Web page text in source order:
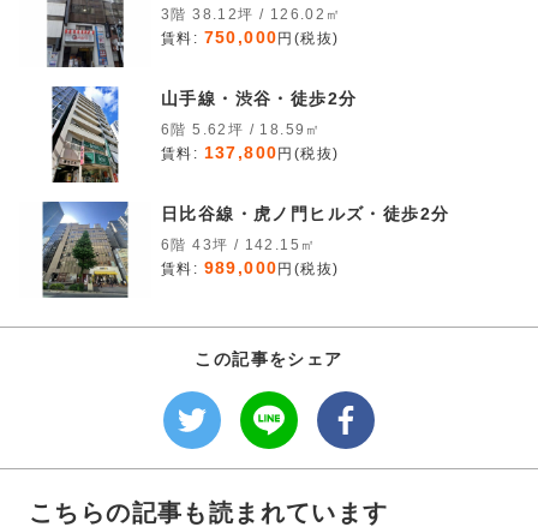
3階 38.12坪 / 126.02㎡
賃料: 750,000 円(税抜)
山手線・渋谷・徒歩2分
6階 5.62坪 / 18.59㎡
賃料: 137,800 円(税抜)
日比谷線・虎ノ門ヒルズ・徒歩2分
6階 43坪 / 142.15㎡
賃料: 989,000 円(税抜)
この記事をシェア
こちらの記事も読まれています